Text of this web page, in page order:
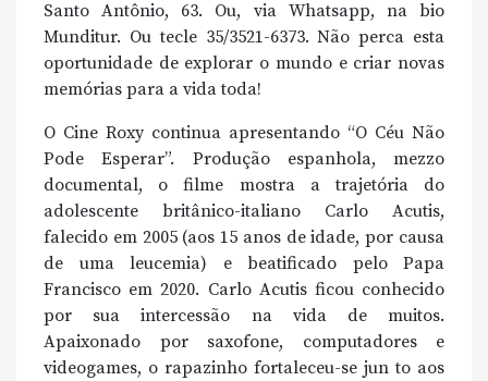
Santo Antônio, 63. Ou, via Whatsapp, na bio
Munditur. Ou tecle 35/3521-6373. Não perca esta
oportunidade de explorar o mundo e criar novas
memórias para a vida toda!
O Cine Roxy continua apresentando “O Céu Não
Pode Esperar”. Produção espanhola, mezzo
documental, o filme mostra a trajetória do
adolescente britânico-italiano Carlo Acutis,
falecido em 2005 (aos 15 anos de idade, por causa
de uma leucemia) e beatificado pelo Papa
Francisco em 2020. Carlo Acutis ficou conhecido
por sua intercessão na vida de muitos.
Apaixonado por saxofone, computadores e
videogames, o rapazinho fortaleceu-se jun to aos